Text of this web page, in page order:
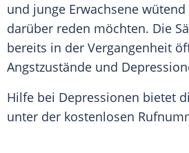
und junge Erwachsene
darüber reden möchten. Die
bereits in der Vergangenheit
Angstzustände und
Hilfe bei Depressionen bietet
unter der kostenlosen